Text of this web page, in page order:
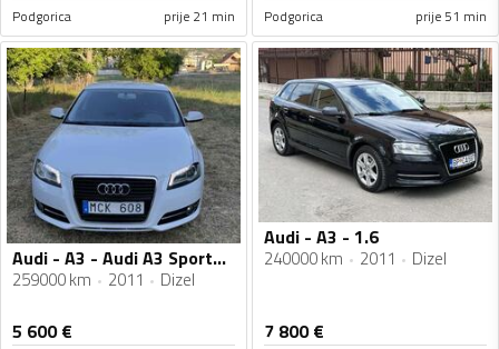
Podgorica prije 21 min Podgorica prije 51 min
Audi - A3 - Audi A3 Sportback 2.0 TDI 140hk top stajne
259000 km 2011 Dizel
5 600€
Audi - A3 - 1.6
240000 km 2011 Dizel
7 800€